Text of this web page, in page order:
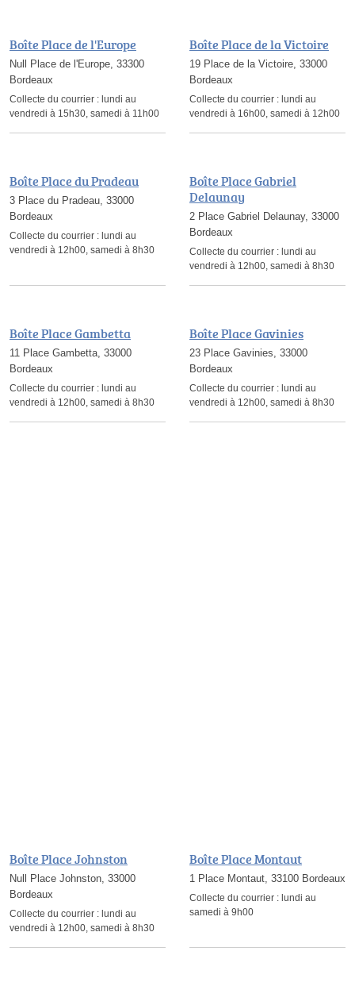
Boîte Place de l'Europe
Null Place de l'Europe, 33300
Bordeaux
Collecte du courrier : lundi au
vendredi à 15h30, samedi à 11h00
Boîte Place de la Victoire
19 Place de la Victoire, 33000
Bordeaux
Collecte du courrier : lundi au
vendredi à 16h00, samedi à 12h00
Boîte Place du Pradeau
3 Place du Pradeau, 33000
Bordeaux
Collecte du courrier : lundi au
vendredi à 12h00, samedi à 8h30
Boîte Place Gabriel
Delaunay
2 Place Gabriel Delaunay, 33000
Bordeaux
Collecte du courrier : lundi au
vendredi à 12h00, samedi à 8h30
Boîte Place Gambetta
11 Place Gambetta, 33000
Bordeaux
Collecte du courrier : lundi au
vendredi à 12h00, samedi à 8h30
Boîte Place Gavinies
23 Place Gavinies, 33000
Bordeaux
Collecte du courrier : lundi au
vendredi à 12h00, samedi à 8h30
Boîte Place Johnston
Null Place Johnston, 33000
Bordeaux
Collecte du courrier : lundi au
vendredi à 12h00, samedi à 8h30
Boîte Place Montaut
1 Place Montaut, 33100 Bordeaux
Collecte du courrier : lundi au
samedi à 9h00